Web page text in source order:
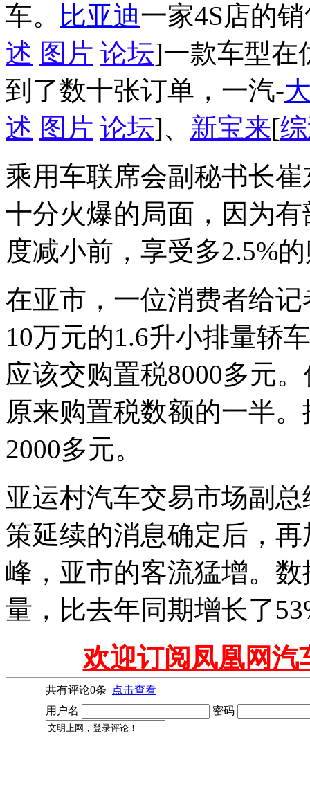
车。
比亚迪一家4S店的
述 图片 论坛]一款车型在
到了数十张订单，一汽-
述 图片 论坛]、 新宝来[
乘用车联席会副秘书长
十分火爆的局面，因为
度减小前，享受多2.5%
在亚市，一位消费者给
10万元的1.6升小排量轿
应该交购置税8000多元
原来购置税数额的一半
2000多元。
亚运村汽车交易市场副
策延续的消息确定后，
峰，亚市的客流猛增。
量，比去年同期增长了
欢迎订阅凤凰网汽
共有评论0条
点击查看
用户名
密码